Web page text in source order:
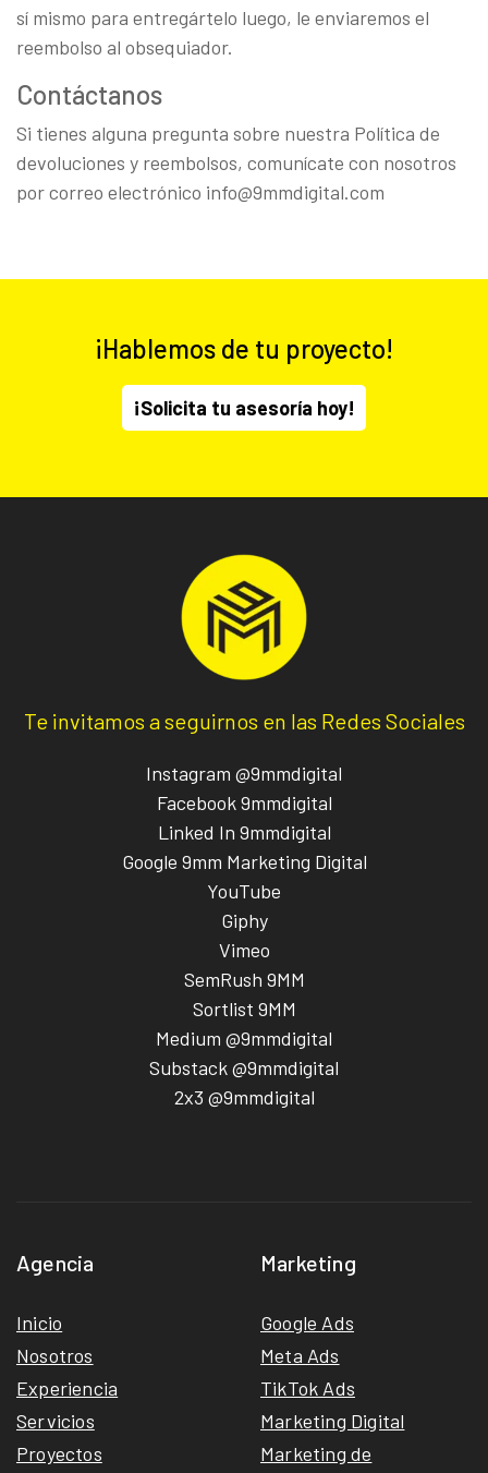
sí mismo para entregártelo luego, le enviaremos el
reembolso al obsequiador.
Contáctanos
Si tienes alguna pregunta sobre nuestra Política de
devoluciones y reembolsos, comunícate con nosotros
por correo electrónico info@9mmdigital.com
¡Hablemos de tu proyecto!
¡Solicita tu asesoría hoy!
Te invitamos a seguirnos en las Redes Sociales
Instagram @9mmdigital
Facebook 9mmdigital
Linked In 9mmdigital
Google 9mm Marketing Digital
YouTube
Giphy
Vimeo
SemRush 9MM
Sortlist 9MM
Medium @9mmdigital
Substack @9mmdigital
2x3 @9mmdigital
Agencia
Inicio
Nosotros
Experiencia
Servicios
Proyectos
Marketing
Google Ads
Meta Ads
TikTok Ads
Marketing Digital
Marketing de